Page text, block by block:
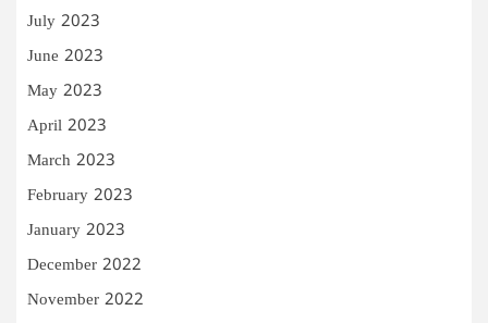
July 2023
June 2023
May 2023
April 2023
March 2023
February 2023
January 2023
December 2022
November 2022